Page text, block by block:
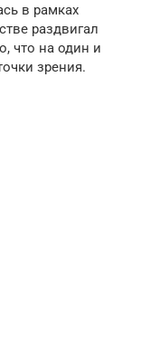
в рамках
раздвигал
что на один и
зрения.